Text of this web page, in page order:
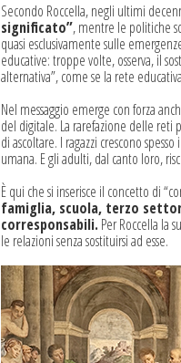
Secondo Roccella, negli ultimi
significato”, mentre le politiche
quasi esclusivamente sulle
educative: troppe volte, osserva, il
alternativa”, come se la rete
Nel messaggio emerge con forza
del digitale. La rarefazione delle reti
di ascoltare. I ragazzi crescono
umana. E gli adulti, dal canto loro,
È qui che si inserisce il concetto di
famiglia, scuola, terzo
corresponsabili. Per Roccella la
le relazioni senza sostituirsi ad esse.